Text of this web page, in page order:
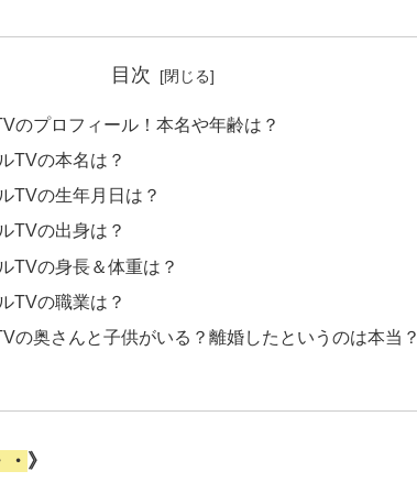
目次
のプロフィール！本名や年齢は？
TVの本名は？
TVの生年月日は？
TVの出身は？
TVの身長＆体重は？
TVの職業は？
の奥さんと子供がいる？離婚したというのは本当？
》